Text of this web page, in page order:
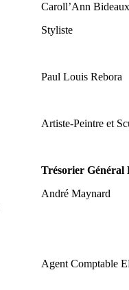
Caroll’Ann
Styliste
Paul Louis Rebora
Artiste-Peintre et
Trésorier Général
André Maynard
Agent Comptable